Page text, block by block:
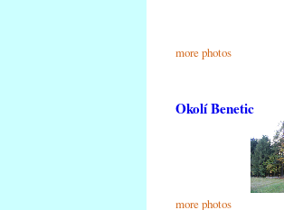
more photos
Okolí Benetic
more photos